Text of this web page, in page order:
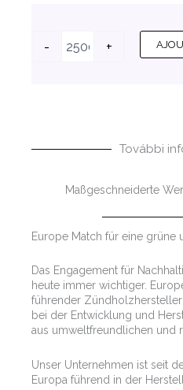
- +
További
Maßgeschneiderte
Europe Match für eine grüne
Das Engagement für
heute immer wichtiger.
führender
bei der Entwicklung und
aus umweltfreundlichen und
Unser Unternehmen ist seit
Europa führend in der